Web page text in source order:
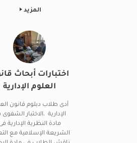
المزيد
اختبارات أبحاث
العلوم الإدارية
أدى طلاب دبلوم قانون
الإدارية ،الاختبار
مادة النظرية الإدارية
الشريعة الإسلامية مع